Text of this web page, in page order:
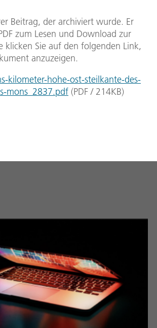
Beitrag, der archiviert wurde. Er
zum Lesen und Download zur
klicken Sie auf den folgenden Link,
anzuzeigen.
kilometer-hohe-ost-steilkante-des-
mons_2837.pdf (PDF / 214KB)